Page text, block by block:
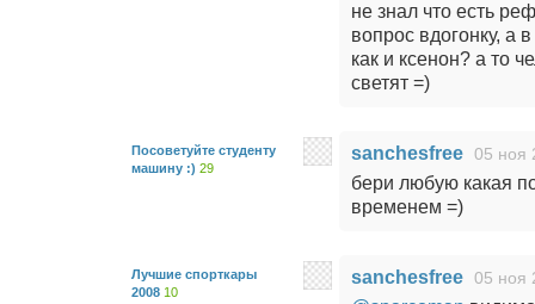
не знал что есть
вопрос вдогонку, а
как и ксенон? а то
светят =)
Посоветуйте студенту
машину :) 29
sanchesfree 05 ноя
бери любую какая
временем =)
Лучшие спорткары
2008 10
sanchesfree 05 ноя